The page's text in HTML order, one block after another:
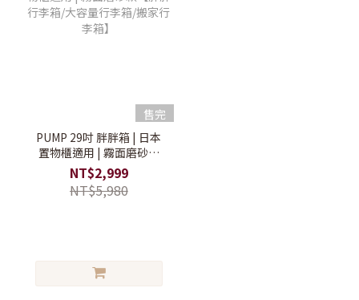
售完
PUMP 29吋 胖胖箱 | 日本
置物櫃適用 | 霧面磨砂款
【胖胖行李箱/大容量行李
箱/搬家行李箱】
NT$2,999
NT$5,980